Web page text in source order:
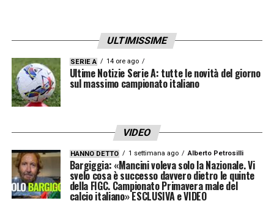
ULTIMISSIME
SERIE A 14 ore ago
Ultime Notizie Serie A: tutte le novità del giorno
sul massimo campionato italiano
VIDEO
HANNO DETTO 1 settimana ago Alberto Petrosilli
Bargiggia: «Mancini voleva solo la Nazionale. Vi
svelo cosa è successo davvero dietro le quinte
della FIGC. Campionato Primavera male del
calcio italiano» ESCLUSIVA e VIDEO